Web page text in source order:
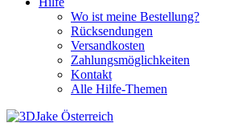
Wo ist meine Bestellung?
Rücksendungen
Versandkosten
Zahlungsmöglichkeiten
Kontakt
Alle Hilfe-Themen